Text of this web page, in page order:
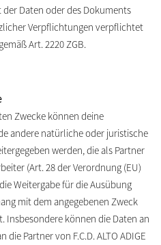
Daten oder des Dokuments
Verpflichtungen verpflichtet
Art. 2220 ZGB.
Zwecke können deine
andere natürliche oder juristische
werden, die als Partner
(Art. 28 der Verordnung (EU)
Weitergabe für die Ausübung
mit dem angegebenen Zweck
Insbesondere können die Daten an
Partner von F.C.D. ALTO ADIGE